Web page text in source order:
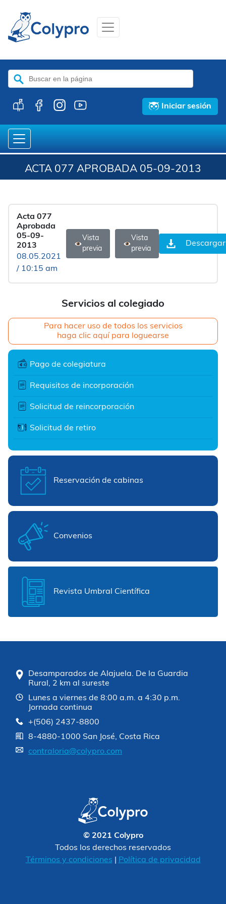
Buscar:
Iniciar sesión
ACTA 077 APROBADA 05-09-2013
Servicios al colegiado
Para hacer uso de todos los servicios
haga clic aquí para loguearse
Pago de colegiatura
Requisitos de incorporación
Solicitud de reincorporación
Solicitud de retiro
Reservación de cabinas
Convenios
Revista Umbral Científica
Acta 077
Aprobada
05-09-
2013
08.05.2021
/ 10:15 am
Vista
previa
Vista
previa
Descargar
Desamparados de Alajuela. De la Guardia
Rural, 2 km al sureste
Lunes a viernes de 8:00 a.m. a 4:30 p.m.
Jornada continua
+(506) 2437-8800
8-4880-1000 San José, Costa Rica
contraloria@colypro.com
© 2021 Colypro
Todos los derechos reservados
Términos y condiciones
Política de privacidad